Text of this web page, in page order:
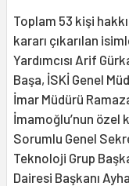
Toplam 53 kişi
kararı çıkarılan
Yardımcısı Arif
Başa, İSKİ Genel
İmar Müdürü
İmamoğlu’nun özel
Sorumlu Genel
Teknoloji Grup
Dairesi Başkanı